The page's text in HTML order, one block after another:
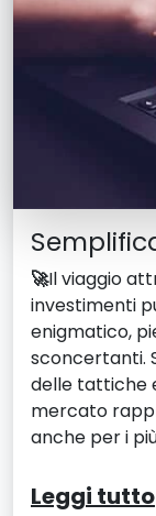
🚀Il viaggio
investimenti
enigmatico,
sconcertanti.
delle tattiche
mercato
anche per i
Leggi tutto